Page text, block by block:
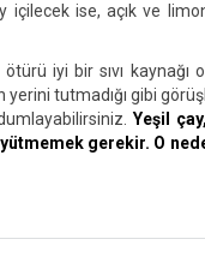
ise, açık ve
iyi bir sıvı kaynağı
tutmadığı gibi
Yeşil
gerekir. O